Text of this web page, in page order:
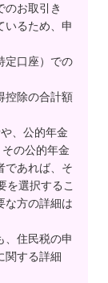
のお取引き
いるため、申
定口座）での
控除の合計額
、公的年金
の公的年金
であれば、そ
を選択するこ
な方の詳細は
、住民税の申
関する詳細